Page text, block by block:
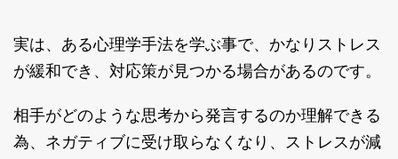
実は、ある心理学手法を学ぶ事で、かなりストレス
が緩和でき、対応策が見つかる場合があるのです。
相手がどのような思考から発言するのか理解できる
為、ネガティブに受け取らなくなり、ストレスが減